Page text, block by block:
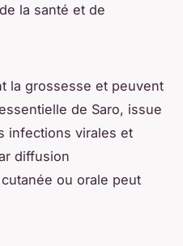
la santé et de
la grossesse et peuvent
de Saro, issue
infections virales et
diffusion
ou orale peut